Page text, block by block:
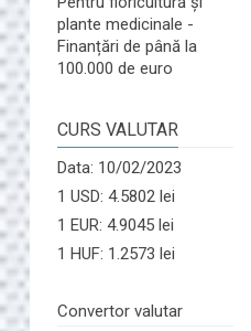
plante medicinale -
Finanțări de până la
100.000 de euro
CURS VALUTAR
Data: 10/02/2023
1 USD: 4.5802 lei
1 EUR: 4.9045 lei
1 HUF: 1.2573 lei
Convertor valutar